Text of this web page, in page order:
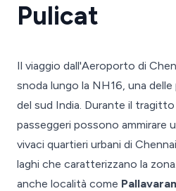
Pulicat
Il viaggio dall'Aeroporto di
snoda lungo la NH16, una
del sud India. Durante il
passeggeri possono ammirare
vivaci quartieri urbani di
laghi che caratterizzano la
anche località come